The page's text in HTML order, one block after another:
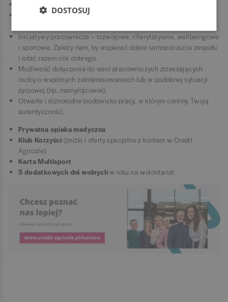
Szkolenia, programy rozwojowe oraz mentoring.
Realne możliwości rozwoju wewnątrz banku oraz w strukturach
Inicjatywy pracownicze – rozwojowe, charytatywne, wellbeingowe
i sportowe. Zależy nam, by wspierać dobre samopoczucie zespołu
i robić razem coś dobrego.
Możliwość dołączenia do sieci pracowniczych zrzeszających
osoby o wspólnych zainteresowaniach lub w podobnej sytuacji
życiowej (np. mamy/ojcowie).
Otwarte i różnorodne środowisko pracy, w którym cenimy Twoją
autentyczność.
Prywatna opieka medyczna
Klub Korzyści (zniżki i oferty specjalne z kontem w Credit
Agricole)
Karta Multisport
5 dodatkowych dni wolnychw roku na wolontariat
DOSTOSUJ